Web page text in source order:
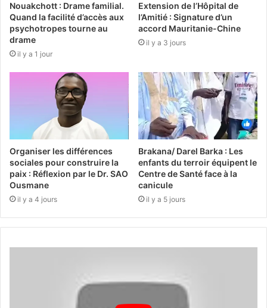
Nouakchott : Drame familial.
Quand la facilité d’accès aux
psychotropes tourne au
drame
il y a 1 jour
Extension de l’Hôpital de
l’Amitié : Signature d’un
accord Mauritanie-Chine
il y a 3 jours
Organiser les différences
sociales pour construire la
paix : Réflexion par le Dr. SAO
Ousmane
il y a 4 jours
Brakana/ Darel Barka : Les
enfants du terroir équipent le
Centre de Santé face à la
canicule
il y a 5 jours